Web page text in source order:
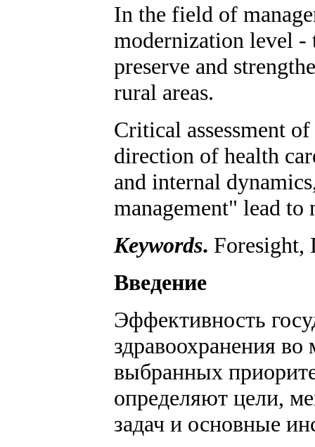
In the field of
modernization level -
preserve and
rural areas.
Critical assessment
direction of health
and internal
management" lead to
Keywords. Foresight,
Введение
Эффективность
здравоохранения
выбранных
определяют цели,
задач и основные